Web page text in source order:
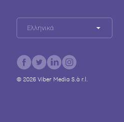
Ελληνικά
© 2026Viber Media S.à r.l.